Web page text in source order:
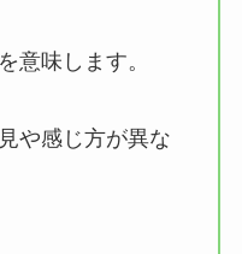
うげん)の意味とは？語源
び)の正しい意味と使い
意味します。
や感じ方が異な